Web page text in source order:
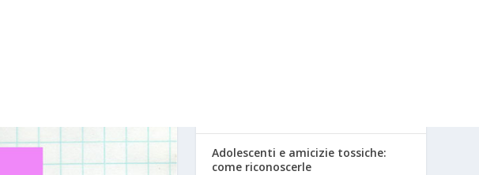
Adolescenti e amicizie tossiche:
come riconoscerle